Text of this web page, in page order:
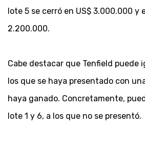
lote 5 se cerró en US$ 3.000.000 y
2.200.000.
Cabe destacar que Tenfield puede
los que se haya presentado con
haya ganado. Concretamente,
lote 1 y 6, a los que no se presentó.